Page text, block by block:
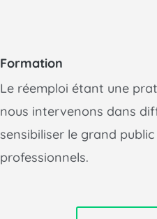
Formation
Le réemploi étant une
nous intervenons dans
sensibiliser le grand
professionnels.